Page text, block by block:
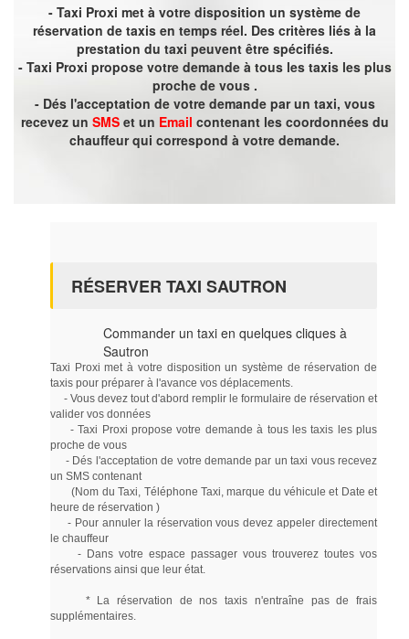
- Taxi Proxi met à votre disposition un système de
réservation de taxis en temps réel. Des critères liés à la
prestation du taxi peuvent être spécifiés.
- Taxi Proxi propose votre demande à tous les taxis les plus
proche de vous .
- Dés l'acceptation de votre demande par un taxi, vous
recevez un SMSet un Email contenant les coordonnées du
chauffeur qui correspond à votre demande.
RÉSERVER TAXI SAUTRON
Commander un taxi en quelques cliques à
Sautron
Taxi Proxi met à votre disposition un système de réservation de
taxis pour préparer à l'avance vos déplacements.
- Vous devez tout d'abord remplir le formulaire de réservation et
valider vos données
- Taxi Proxi propose votre demande à tous les taxis les plus
proche de vous
- Dés l'acceptation de votre demande par un taxi vous recevez
un SMS contenant
(Nom du Taxi, Téléphone Taxi, marque du véhicule et Date et
heure de réservation )
- Pour annuler la réservation vous devez appeler directement
le chauffeur
- Dans votre espace passager vous trouverez toutes vos
réservations ainsi que leur état.
* La réservation de nos taxis n'entraîne pas de frais
supplémentaires.